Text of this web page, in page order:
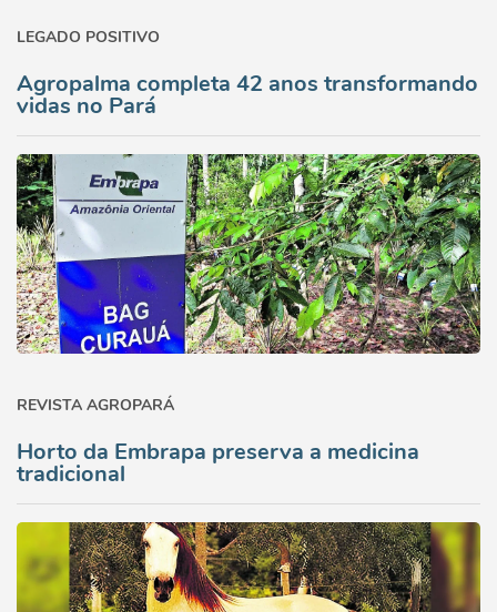
LEGADO POSITIVO
Agropalma completa 42 anos transformando
vidas no Pará
REVISTA AGROPARÁ
Horto da Embrapa preserva a medicina
tradicional